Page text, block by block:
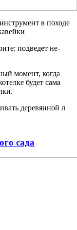
в походе
подведет не­
момент, когда
будет сама
деревянной л
сада